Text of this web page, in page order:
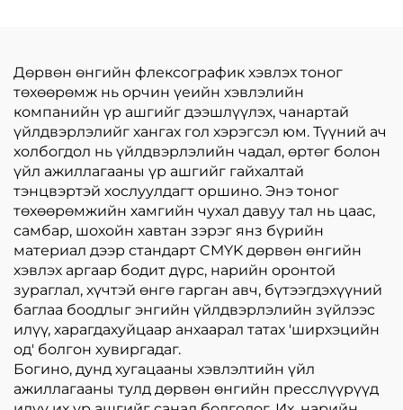
Дөрвөн өнгийн флексографик хэвлэх тоног
төхөөрөмж нь орчин үеийн хэвлэлийн
компанийн үр ашгийг дээшлүүлэх, чанартай
үйлдвэрлэлийг хангах гол хэрэгсэл юм. Түүний ач
холбогдол нь үйлдвэрлэлийн чадал, өртөг болон
үйл ажиллагааны үр ашгийг гайхалтай
тэнцвэртэй хослуулдагт оршино. Энэ тоног
төхөөрөмжийн хамгийн чухал давуу тал нь цаас,
самбар, шохойн хавтан зэрэг янз бүрийн
материал дээр стандарт CMYK дөрвөн өнгийн
хэвлэх аргаар бодит дүрс, нарийн оронтой
зураглал, хүчтэй өнгө гарган авч, бүтээгдэхүүний
баглаа боодлыг энгийн үйлдвэрлэлийн зүйлээс
илүү, харагдахуйцаар анхаарал татах 'ширхэцийн
од' болгон хувиргадаг.
Богино, дунд хугацааны хэвлэлтийн үйл
ажиллагааны тулд дөрвөн өнгийн пресслүүрүүд